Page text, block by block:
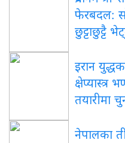
फेरबदल:
छुट्टाछुट्टै
इरान
क्षेप्यास्त्र
तयारीमा
नेपालका